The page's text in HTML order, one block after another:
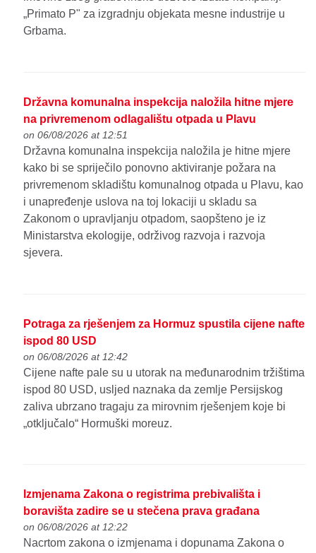
„Primato P" za izgradnju objekata mesne industrije u
Grbama.
Državna komunalna inspekcija naložila hitne mjere
na privremenom odlagalištu otpada u Plavu
on 06/08/2026 at 12:51
Državna komunalna inspekcija naložila je hitne mjere
kako bi se spriječilo ponovno aktiviranje požara na
privremenom skladištu komunalnog otpada u Plavu, kao
i unapređenje uslova na toj lokaciji u skladu sa
Zakonom o upravljanju otpadom, saopšteno je iz
Ministarstva ekologije, održivog razvoja i razvoja
sjevera.
Potraga za rješenjem za Hormuz spustila cijene nafte
ispod 80 USD
on 06/08/2026 at 12:42
Cijene nafte pale su u utorak na međunarodnim tržištima
ispod 80 USD, usljed naznaka da zemlje Persijskog
zaliva ubrzano tragaju za mirovnim rješenjem koje bi
„otključalo“ Hormuški moreuz.
Izmjenama Zakona o registrima prebivališta i
boravišta zadire se u stečena prava građana
on 06/08/2026 at 12:22
Nacrtom zakona o izmjenama i dopunama Zakona o